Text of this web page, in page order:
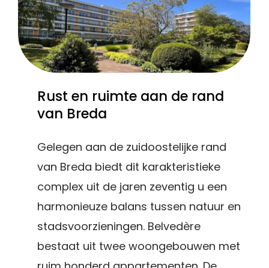
Rust en ruimte aan de rand
van Breda
Gelegen aan de zuidoostelijke rand
van Breda biedt dit karakteristieke
complex uit de jaren zeventig u een
harmonieuze balans tussen natuur en
stadsvoorzieningen. Belvedère
bestaat uit twee woongebouwen met